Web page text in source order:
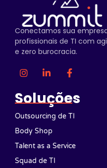
Conectamos sua
profissionais de TI com
e zero burocracia.
Soluções
Outsourcing de TI
Body Shop
Talent as a Service
Squad de TI